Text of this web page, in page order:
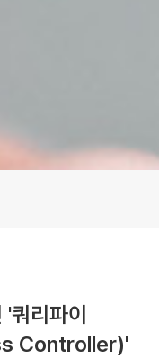
리파이
Controller)'